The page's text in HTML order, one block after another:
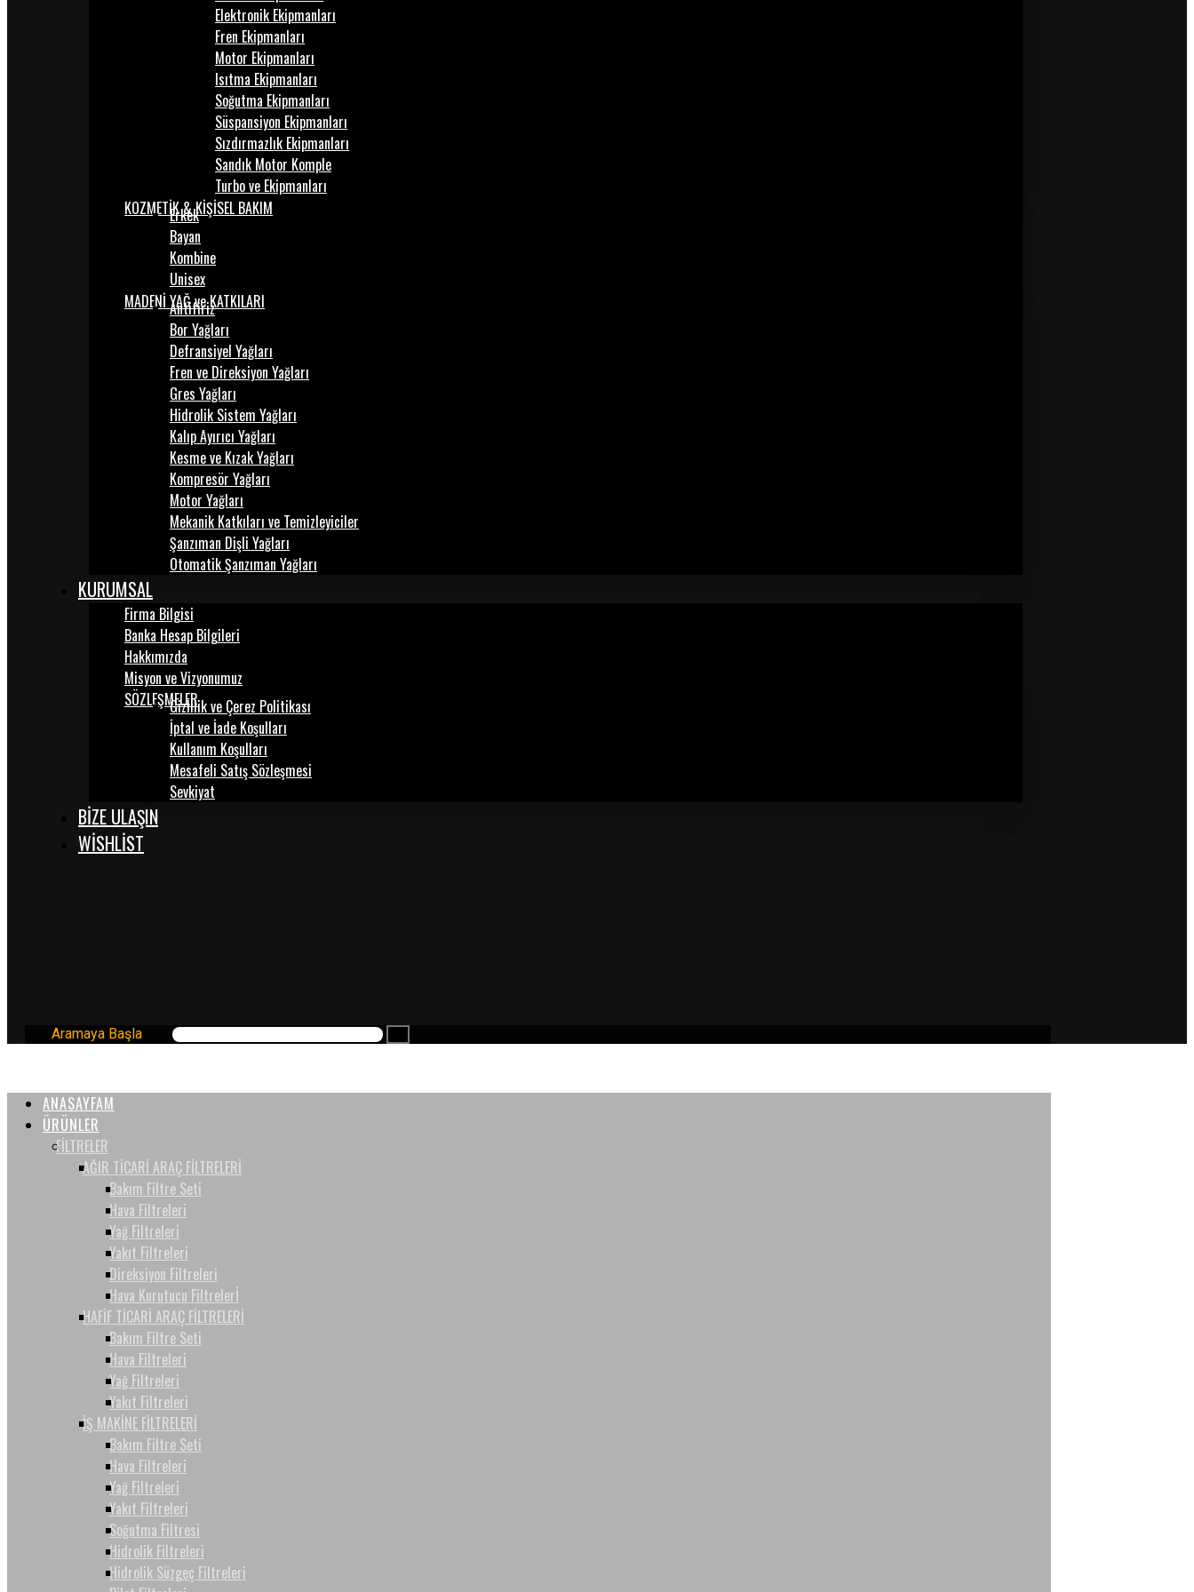
Elektronik Ekipmanları
Fren Ekipmanları
Motor Ekipmanları
Isıtma Ekipmanları
Soğutma Ekipmanları
Süspansiyon Ekipmanları
Sızdırmazlık Ekipmanları
Sandık Motor Komple
Turbo ve Ekipmanları
KOZMETİK & KİŞİSEL BAKIM
Erkek
Bayan
Kombine
Unisex
MADENİ YAĞ ve KATKILARI
Antifiriz
Bor Yağları
Defransiyel Yağları
Fren ve Direksiyon Yağları
Gres Yağları
Hidrolik Sistem Yağları
Kalıp Ayırıcı Yağları
Kesme ve Kızak Yağları
Kompresör Yağları
Motor Yağları
Mekanik Katkıları ve Temizleyiciler
Şanzıman Dişli Yağları
Otomatik Şanzıman Yağları
KURUMSAL
Firma Bilgisi
Banka Hesap Bilgileri
Hakkımızda
Misyon ve Vizyonumuz
SÖZLEŞMELERGizlilik ve Çerez Politikası
İptal ve İade Koşulları
Kullanım Koşulları
Mesafeli Satış Sözleşmesi
Sevkiyat
BİZE ULAŞIN
WISHLIST
Aramaya Başla
ANASAYFAM
ÜRÜNLER
FİLTRELER
AĞIR TİCARİ ARAÇ FİLTRELERİ
Bakım Filtre Seti
Hava Filtreleri
Yağ Filtreleri
Yakıt Filtreleri
Direksiyon Filtreleri
Hava Kurutucu Filtrelerİ
HAFİF TİCARİ ARAÇ FİLTRELERİ
Bakım Filtre Seti
Hava Filtreleri
Yağ Filtreleri
Yakıt Filtreleri
İŞ MAKİNE FİLTRELERİ
Bakım Filtre Seti
Hava Filtreleri
Yağ Filtreleri
Yakıt Filtreleri
Soğutma Filtresi
Hidrolik Filtreleri
Hidrolik Süzgeç Filtreleri